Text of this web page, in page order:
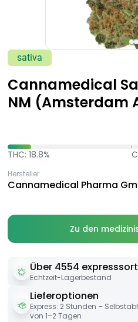
sativa
Cannamedical
NM (Amsterdam
THC: 18.8%
Hersteller
Cannamedical Pharma
Zu den
Über 4554
Echtzeit-Lagerbestand
Lieferoptionen
Express: 2 Stunden –
von 1–2 Tagen